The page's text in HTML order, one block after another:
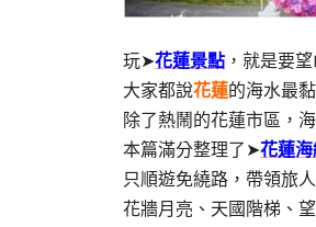
玩➤花蓮景點 ，就是要
大家都說花蓮的海水最
除了熱鬧的花蓮市區，
本篇滿分整理了➤花蓮
只順遊免繞路，帶領旅
花牆月亮、天國階梯、